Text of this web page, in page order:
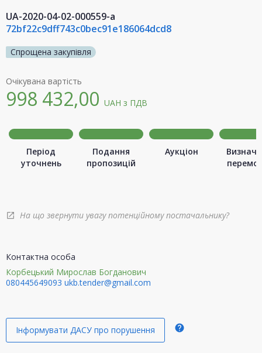
UA-2020-04-02-000559-a
72bf22c9dff743c0bec91e186064dcd8
Спрощена закупівля
Очікувана вартість
998 432,00 UAH з ПДВ
Період
уточнень
Подання
пропозицій
Аукціон
open_in_new На що звернути увагу потенційному постачальнику?
Контактна особа
Корбецький Мирослав Богданович
080445649093 ukb.tender@gmail.com
Інформувати ДАСУ про порушення help